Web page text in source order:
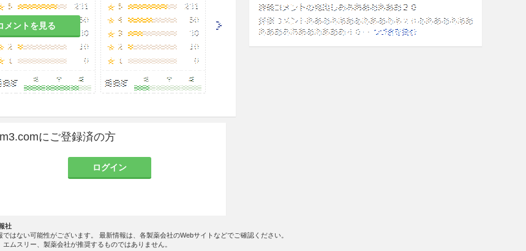
する。
膚・粘膜の創傷部位の消毒＞
溶液を用いる。
用いる。
分間浸漬するか、または厳密に消毒する際
液で洗い、その後ベンザルコニウム塩化物
液を布片で塗布・清拭するか、または噴霧
メントを見る
m3.comにご登録済の方
ログイン
社
はない可能性がございます。 最新情報は、各製薬会社のWebサイトなどでご確認ください。
ムスリー、製薬会社が推奨するものではありません。